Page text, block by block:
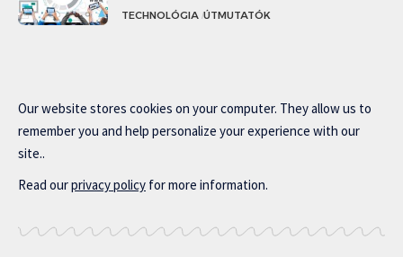
TECHNOLÓGIA ÚTMUTATÓK
Our website stores cookies on your computer. They allow us to
remember you and help personalize your experience with our
site..
Read ourprivacy policy for more information.